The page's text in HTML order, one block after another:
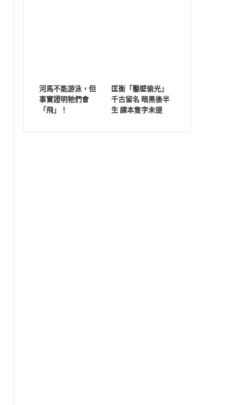
河馬不能游泳，但
事實證明牠們會
「飛」！
匡衡「鑿壁偷光」
千古留名 暗黑後半
生 課本隻字未提